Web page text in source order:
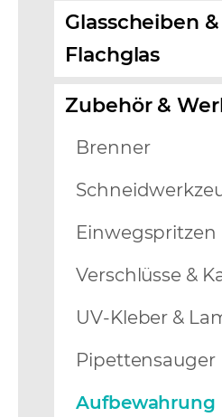
Glasscheiben
Flachglas
Zubehör &
Brenner
Einwegspritzen
Verschlüsse &
UV-Kleber &
Pipettensauger
Aufbewahrung